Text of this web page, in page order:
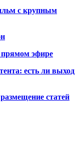
с крупным
прямом эфире
есть ли выход
размещение статей